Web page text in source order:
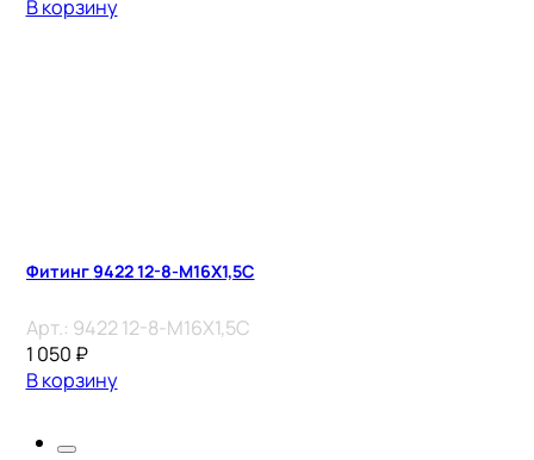
В корзину
Фитинг 9422 12-8-M16X1,5C
Арт.: 9422 12-8-M16X1,5C
1 050 ₽
В корзину